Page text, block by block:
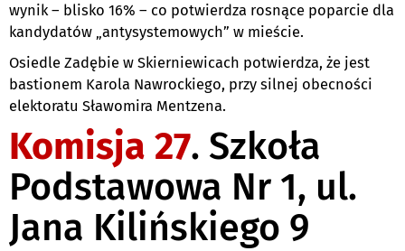
wynik – blisko 16% – co potwierdza rosnące poparcie dla
kandydatów „antysystemowych” w mieście.
Osiedle Zadębie w Skierniewicach potwierdza, że jest
bastionem Karola Nawrockiego, przy silnej obecności
elektoratu Sławomira Mentzena.
Komisja 27. Szkoła
Podstawowa Nr 1, ul.
Jana Kilińskiego 9